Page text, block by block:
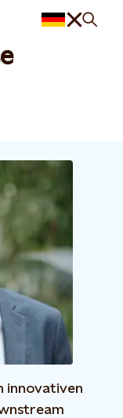
innovativen